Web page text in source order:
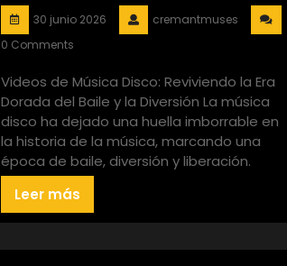
30 junio 2026
cremantmuses
0 Comments
Videos de Música Disco: Reviviendo la Era
Dorada del Baile y la Diversión La música
disco ha dejado una huella imborrable en
la historia de la música, marcando una
época de baile, diversión y liberación.
Leer más